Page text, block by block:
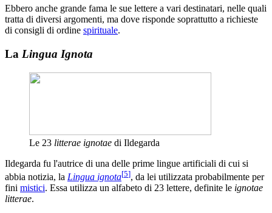
Ebbero anche grande fama le sue lettere a vari destinatari, nelle quali
tratta di diversi argomenti, ma dove risponde soprattutto a richieste
di consigli di ordine spirituale.
La Lingua Ignota
Le 23 litterae ignotae di Ildegarda
Ildegarda fu l'autrice di una delle prime lingue artificiali di cui si
abbia notizia, la Lingua ignota[5], da lei utilizzata probabilmente per
fini mistici. Essa utilizza un alfabeto di 23 lettere, definite le ignotae
litterae.